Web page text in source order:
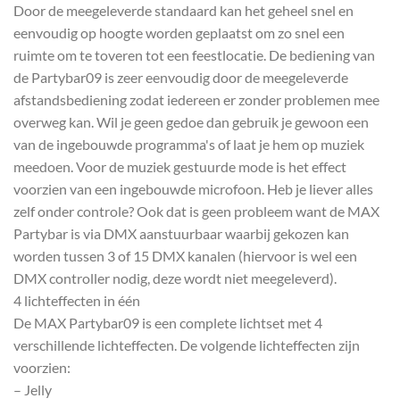
Door de meegeleverde standaard kan het geheel snel en
eenvoudig op hoogte worden geplaatst om zo snel een
ruimte om te toveren tot een feestlocatie. De bediening van
de Partybar09 is zeer eenvoudig door de meegeleverde
afstandsbediening zodat iedereen er zonder problemen mee
overweg kan. Wil je geen gedoe dan gebruik je gewoon een
van de ingebouwde programma's of laat je hem op muziek
meedoen. Voor de muziek gestuurde mode is het effect
voorzien van een ingebouwde microfoon. Heb je liever alles
zelf onder controle? Ook dat is geen probleem want de MAX
Partybar is via DMX aanstuurbaar waarbij gekozen kan
worden tussen 3 of 15 DMX kanalen (hiervoor is wel een
DMX controller nodig, deze wordt niet meegeleverd).
4 lichteffecten in één
De MAX Partybar09 is een complete lichtset met 4
verschillende lichteffecten. De volgende lichteffecten zijn
voorzien:
– Jelly